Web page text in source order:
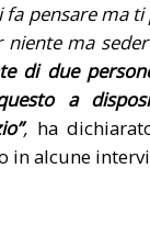
fa pensare ma
ma
di due
a
, ha
in alcune